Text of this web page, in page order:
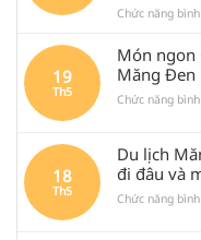
Chức năng
19
Th5
Món ngon
Măng Đen
Chức năng
18
Th5
Du lịch
đi đâu và
Chức năng